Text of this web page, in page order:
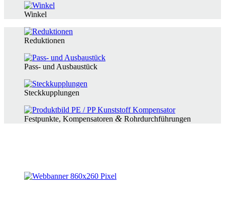
Winkel
Reduktionen
Pass- und Ausbaustück
Steck­kupp­lungen
Festpunkte, Kompen­sa­toren & Rohrdurchführungen